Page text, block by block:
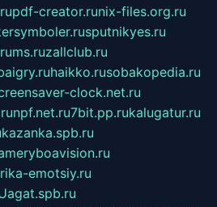
pdf-creator.runix-files.org.ru
sputnikyes.ru
zallclub.ru
haikko.rusobakopedia.ru
clock.net.ru
npf.net.ru7bit.pp.rukalugatur.ru
kazanka.spb.ru
emotsiy.ru
agat.spb.ru